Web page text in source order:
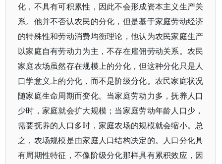
化，不具有可积累性，因此不会形成资本主义生产关
系。他并不否认农民的分化，但是基于家庭劳动经济
的特殊性和劳动消费均衡理论，他认为农民家庭生产
以家庭自有劳动力为主，不存在雇佣劳动关系。农民
家庭农场虽然存在规模上的分化，但这种分化只是人
口学意义上的分化，而不是阶级分化。农民家庭状况
随家庭生命周期而变化。当家庭劳动力多，抚养人口
少时，家庭就会扩大规模；当家庭劳动年龄人口少，
需要抚养的人口多时，家庭农场的规模就会缩小。总
之，农场规模是由家庭人口结构决定的。人口分化具
有周期性特征，不像阶级分化那样具有累积效应，因